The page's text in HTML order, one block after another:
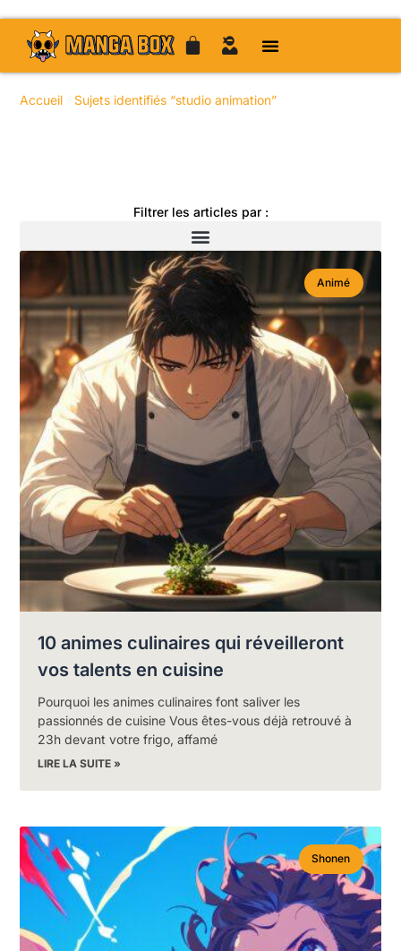
Accueil Sujets identifiés “studio animation”
Filtrer les articles par :
Animé
10 animes culinaires qui réveilleront
vos talents en cuisine
Pourquoi les animes culinaires font saliver les
passionnés de cuisine Vous êtes-vous déjà retrouvé à
23h devant votre frigo, affamé
LIRE LA SUITE »
Shonen